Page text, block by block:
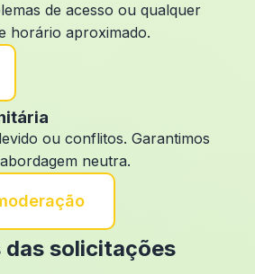
de acesso ou qualquer
horário aproximado.
ou conflitos. Garantimos
neutra.
das solicitações